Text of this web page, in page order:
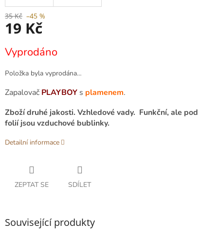
35 Kč –45 %
19 Kč
cena:
Vyprodáno
Položka byla vyprodána…
Zapalovač PLAYBOY s plamenem.
Zboží druhé jakosti. Vzhledové vady. Funkční, ale pod
folií jsou vzduchové bublinky.
Detailní informace
ZEPTAT SE SDÍLET
Související produkty